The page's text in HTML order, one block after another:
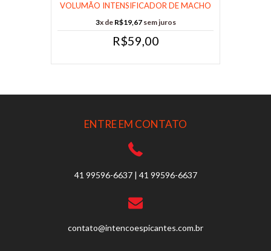
VOLUMÃO INTENSIFICADOR DE MACHO
SPRAY 50......
3x de R$19,67sem juros
R$59,00
ENTRE EM CONTATO
41 99596-6637 | 41 99596-6637
contato@intencoespicantes.com.br